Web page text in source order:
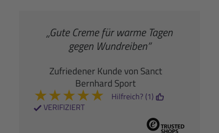
„Gute Creme für warme Tagen
gegen Wundreiben”
Zufriedener Kunde von Sanct
Bernhard Sport
★★★★★
VERIFIZIERT
Hilfreich? (1)